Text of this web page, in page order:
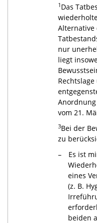
1 Das
Alternative
nur
liegt
Anordnung
vom 21.
3Bei der
zu
Es ist
eines
(z. B.
beiden